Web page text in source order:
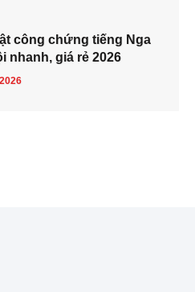
công chứng tiếng Nga
nhanh, giá rẻ 2026